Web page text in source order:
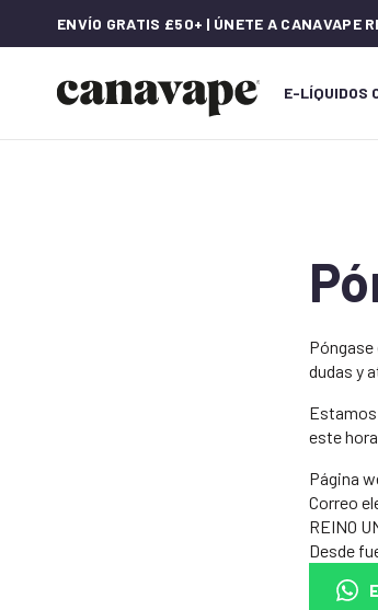
ENVÍO GRATIS £50+ | ÚNETE A CANAVAPE
E-LÍQUIDOS
dudas y
Estamos
este
Página
Correo
REINO
Desde